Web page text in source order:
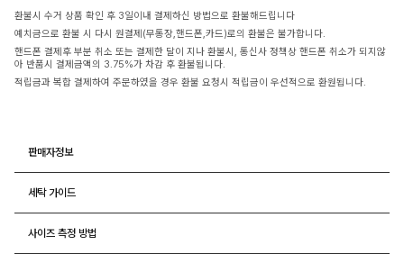
환불시 수거 상품 확인 후 3일이내 결제하신 방법으로 환불해드립니다
예치금으로 환불 시 다시 원결제(무통장,핸드폰,카드)로의 환불은 불가합니다.
핸드폰 결제후 부분 취소 또는 결제한 달이 지나 환불시, 통신사 정책상 핸드폰 취소가 되지않
아 반품시 결제금액의 3.75%가 차감 후 환불됩니다.
적립금과 복합 결제하여 주문하였을 경우 환불 요청시 적립금이 우선적으로 환원됩니다.
판매자정보
세탁 가이드
사이즈 측정 방법